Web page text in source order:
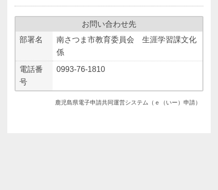
お問い合わせ先
部署名
南さつま市教育委員会 生涯学習課文化
係
電話番
号
0993-76-1810
鹿児島県電子申請共同運営システム（ｅ（いー）申請）